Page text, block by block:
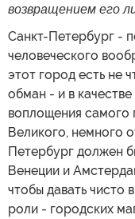
возвращением его
Санкт-Петербург -
человеческого
этот город есть не
обман - и в
воплощения самого
Великого, немного
Петербург должен
Венеции и
чтобы давать чисто
роли - городских